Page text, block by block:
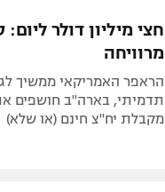
חצי מיליון דולר
מרוויחה
הראפר האמריקאי ממשיך
תדמיתי, בארה"ב חושפים
מקבלת יח"צ חינם (או שלא)